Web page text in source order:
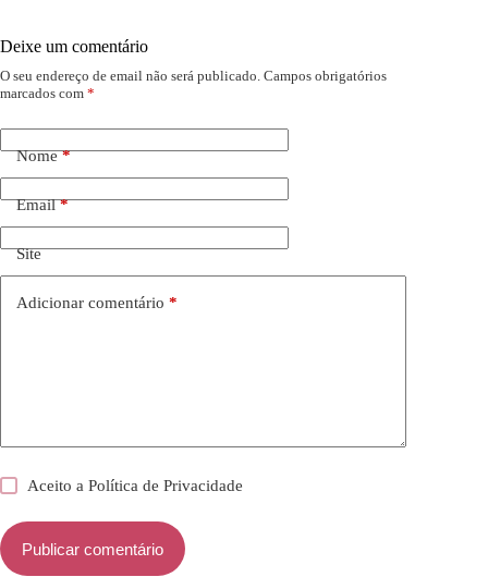
Deixe um comentário
O seu endereço de email não será publicado. Campos obrigatórios
marcados com *
Nome*
Email*
Site
Adicionar comentário *
Aceito aPolítica de Privacidade
Publicar comentário